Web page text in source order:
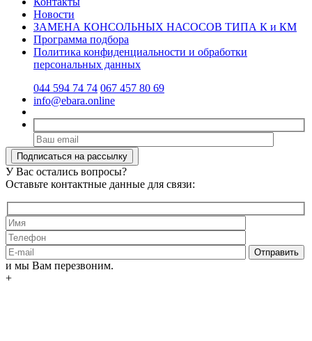
Новости
ЗАМЕНА КОНСОЛЬНЫХ НАСОСОВ ТИПА К и КМ
Программа подбора
Политика конфиденциальности и обработки
персональных данных
044 594 74 74 067 457 80 69
info@ebara.online
У Вас остались вопросы?
Оставьте контактные данные для связи:
и мы Вам перезвоним.
+